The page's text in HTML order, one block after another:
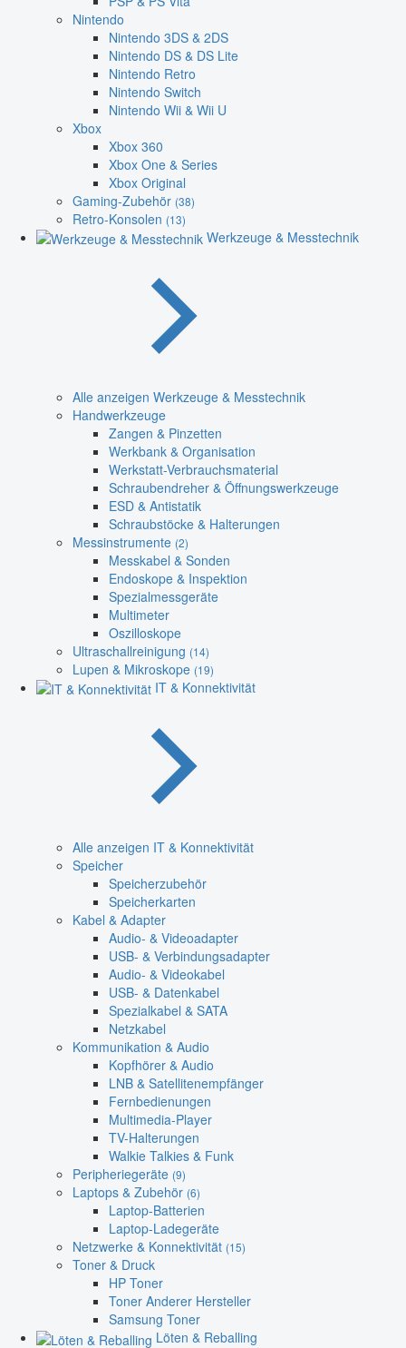
Nintendo
Nintendo 3DS & 2DS
Nintendo DS & DS Lite
Nintendo Retro
Nintendo Switch
Nintendo Wii & Wii U
Xbox
Xbox 360
Xbox One & Series
Xbox Original
Gaming-Zubehör (38)
Retro-Konsolen (13)
Werkzeuge & Messtechnik
Alle anzeigen Werkzeuge & Messtechnik
Handwerkzeuge
Zangen & Pinzetten
Werkbank & Organisation
Werkstatt-Verbrauchsmaterial
Schraubendreher & Öffnungswerkzeuge
ESD & Antistatik
Schraubstöcke & Halterungen
Messinstrumente (2)
Messkabel & Sonden
Endoskope & Inspektion
Spezialmessgeräte
Multimeter
Oszilloskope
Ultraschallreinigung (14)
Lupen & Mikroskope (19)
IT & Konnektivität
Alle anzeigen IT & Konnektivität
Speicher
Speicherzubehör
Speicherkarten
Kabel & Adapter
Audio- & Videoadapter
USB- & Verbindungsadapter
Audio- & Videokabel
USB- & Datenkabel
Spezialkabel & SATA
Netzkabel
Kommunikation & Audio
Kopfhörer & Audio
LNB & Satellitenempfänger
Fernbedienungen
Multimedia-Player
TV-Halterungen
Walkie Talkies & Funk
Peripheriegeräte (9)
Laptops & Zubehör (6)
Laptop-Batterien
Laptop-Ladegeräte
Netzwerke & Konnektivität (15)
Toner & Druck
HP Toner
Toner Anderer Hersteller
Samsung Toner
Löten & Reballing